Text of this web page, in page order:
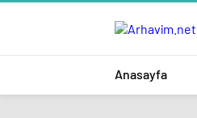
Anasayfa